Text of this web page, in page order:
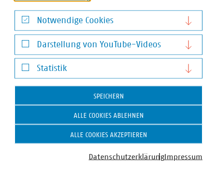
Auktionen mit Preiskorridor und anschließender
Festpreisphase mit höheren Preisen für Überschuss- und
Nachkaufmengen. Es findet ein aggressiver…
Notwendige Cookies
Notwendige Cookies
Darstellung von YouTube-Videos
Darstellung von YouTube-Videos
Statistik
Statistik
SPEICHERN
ALLE COOKIES ABLEHNEN
ALLE COOKIES AKZEPTIEREN
DatenschutzerklärungImpressum